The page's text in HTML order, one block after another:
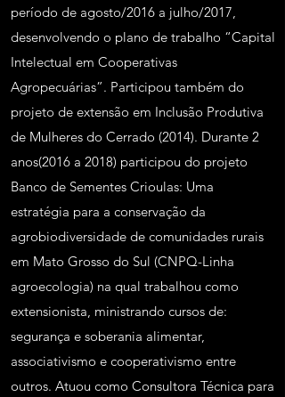
período de agosto/2016 a julho/2017,
desenvolvendo o plano de trabalho “Capital
Intelectual em Cooperativas
Agropecuárias”. Participou também do
projeto de extensão em Inclusão Produtiva
de Mulheres do Cerrado (2014). Durante 2
anos(2016 a 2018) participou do projeto
Banco de Sementes Crioulas: Uma
estratégia para a conservação da
agrobiodiversidade de comunidades rurais
em Mato Grosso do Sul (CNPQ-Linha
agroecologia) na qual trabalhou como
extensionista, ministrando cursos de:
segurança e soberania alimentar,
associativismo e cooperativismo entre
outros. Atuou como Consultora Técnica para